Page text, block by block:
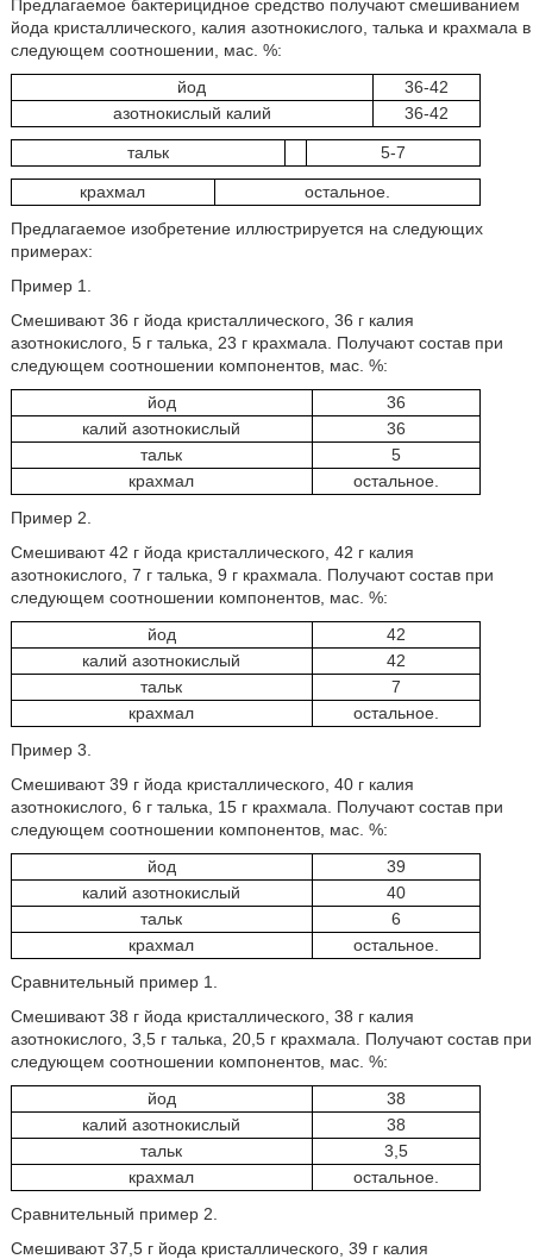
Предлагаемое бактерицидное средство получают смешиванием
йода кристаллического, калия азотнокислого, талька и крахмала в
следующем соотношении, мас. %:
йод
36-42
азотнокислый калий
36-42
тальк 5-7
крахмал
остальное.
Предлагаемое изобретение иллюстрируется на следующих
примерах:
Пример 1.
Смешивают 36 г йода кристаллического, 36 г калия
азотнокислого, 5 г талька, 23 г крахмала. Получают состав при
следующем соотношении компонентов, мас. %:
йод
36
калий азотнокислый
36
тальк
5
крахмал
остальное.
Пример 2.
Смешивают 42 г йода кристаллического, 42 г калия
азотнокислого, 7 г талька, 9 г крахмала. Получают состав при
следующем соотношении компонентов, мас. %:
йод
42
калий азотнокислый
42
тальк
7
крахмал
остальное.
Пример 3.
Смешивают 39 г йода кристаллического, 40 г калия
азотнокислого, 6 г талька, 15 г крахмала. Получают состав при
следующем соотношении компонентов, мас. %:
йод
39
калий азотнокислый
40
тальк
6
крахмал
остальное.
Сравнительный пример 1.
Смешивают 38 г йода кристаллического, 38 г калия
азотнокислого, 3,5 г талька, 20,5 г крахмала. Получают состав при
следующем соотношении компонентов, мас. %:
йод
38
калий азотнокислый
38
тальк
3,5
крахмал
остальное.
Сравнительный пример 2.
Смешивают 37,5 г йода кристаллического, 39 г калия